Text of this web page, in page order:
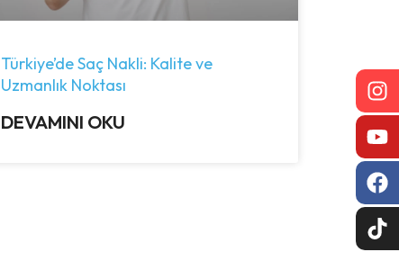
Türkiye’de Saç Nakli: Kalite ve
Uzmanlık Noktası
DEVAMINI OKU